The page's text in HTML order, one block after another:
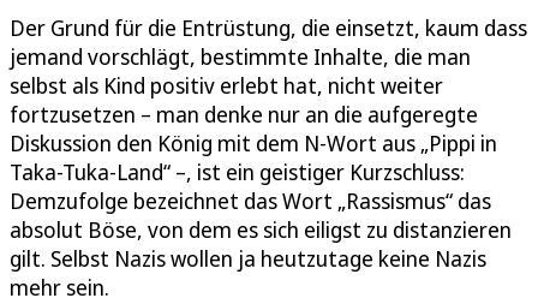
Der Grund für die Entrüstung, die einsetzt, kaum dass
jemand vorschlägt, bestimmte Inhalte, die man
selbst als Kind positiv erlebt hat, nicht weiter
fortzusetzen – man denke nur an die aufgeregte
Diskussion den König mit dem N-Wort aus „Pippi in
Taka-Tuka-Land“ –, ist ein geistiger Kurzschluss:
Demzufolge bezeichnet das Wort „Rassismus“ das
absolut Böse, von dem es sich eiligst zu distanzieren
gilt. Selbst Nazis wollen ja heutzutage keine Nazis
mehr sein.